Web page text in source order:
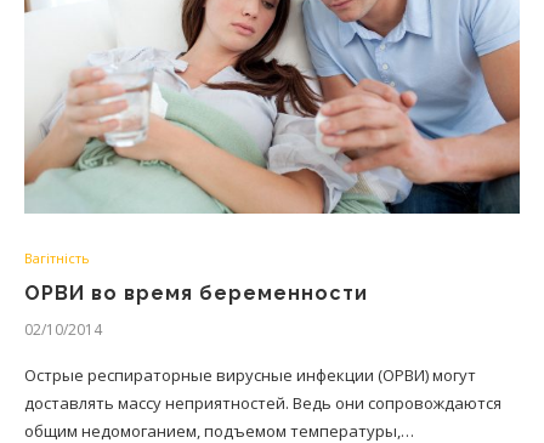
Вагітність
ОРВИ во время беременности
02/10/2014
Острые респираторные вирусные инфекции (ОРВИ) могут
доставлять массу неприятностей. Ведь они сопровождаются
общим недомоганием, подъемом температуры,…